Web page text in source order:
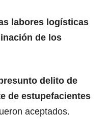
labores logísticas
de los
delito de
de estupefacientes
aceptados.